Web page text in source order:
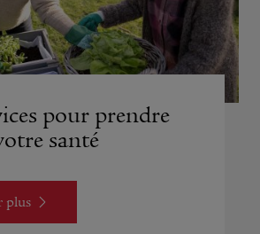
pour prendre
santé
plus